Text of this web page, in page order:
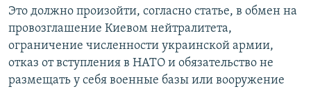
Это должно произойти, согласно статье, в обмен на
провозглашение Киевом нейтралитета,
ограничение численности украинской армии,
отказ от вступления в НАТО и обязательство не
размещать у себя военные базы или вооружение